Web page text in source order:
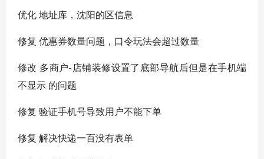
优化 地址库，沈阳的区信息
修复 优惠券数量问题，口令玩法会超过数量
修改 多商户-店铺装修设置了底部导航后但是在手机端
不显示 的问题
修复 验证手机号导致用户不能下单
修复 解决快递一百没有表单